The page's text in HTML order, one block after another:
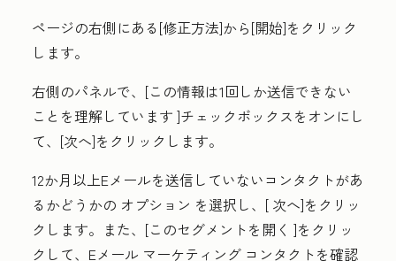
ページの右側にある[修正方法]から[開始]をクリック
します。
右側のパネルで、[この情報は1回しか送信できない
ことを理解しています ]チェックボックスをオンにし
て、[次へ]をクリックします。
12か月以上Eメールを送信していないコンタクトがあ
るかどうかの オプション を選択し、[ 次へ]をクリッ
クします。また、[このセグメントを開く ]をクリッ
クして、Eメール マーケティング コンタクトを確認